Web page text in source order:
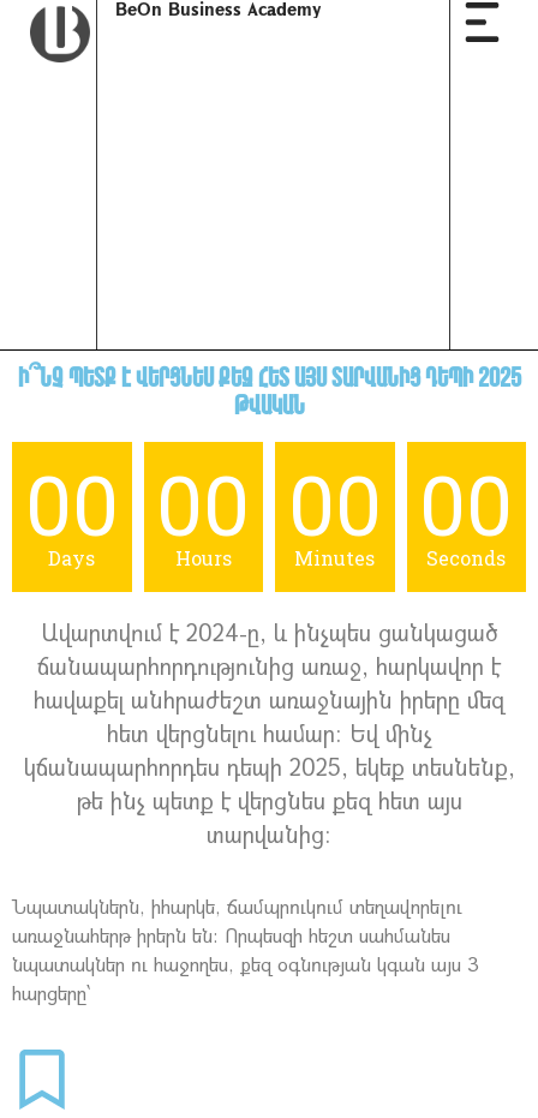
BeOn Business Academy
Ի՞նչ պետք է վերցնես քեզ հետ այս տարվանից դեպի 2025
թվական
00
Days
00
Hours
00
Minutes
00
Seconds
Ավարտվում է 2024-ը, և ինչպես ցանկացած
ճանապարհորդությունից առաջ, հարկավոր է
հավաքել անհրաժեշտ առաջնային իրերը մեզ
հետ վերցնելու համար: Եվ մինչ
կճանապարհորդես դեպի 2025, եկեք տեսնենք,
թե ինչ պետք է վերցնես քեզ հետ այս
տարվանից:
Նպատակներն, իհարկե, ճամպրուկում տեղավորելու
առաջնահերթ իրերն են: Որպեսզի հեշտ սահմանես
նպատակներ ու հաջողես, քեզ օգնության կգան այս 3
հարցերը՝